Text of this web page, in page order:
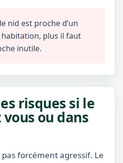
nid est proche d’un
habitation, plus il faut
inutile.
risques si le
ou dans
pas forcément agressif. Le